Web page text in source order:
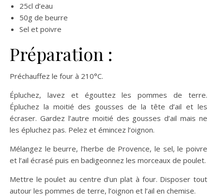
25cl d’eau
50g de beurre
Sel et poivre
Préparation :
Préchauffez le four à 210°C.
Épluchez, lavez et égouttez les pommes de terre.
Épluchez la moitié des gousses de la tête d’ail et les
écraser. Gardez l’autre moitié des gousses d’ail mais ne
les épluchez pas. Pelez et émincez l’oignon.
Mélangez le beurre, l’herbe de Provence, le sel, le poivre
et l’ail écrasé puis en badigeonnez les morceaux de poulet.
Mettre le poulet au centre d’un plat à four. Disposer tout
autour les pommes de terre, l’oignon et l’ail en chemise.